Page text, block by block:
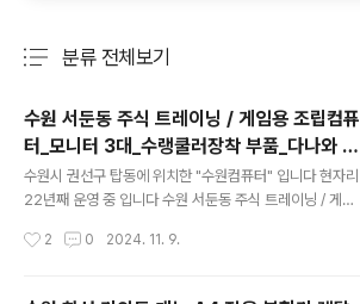
분류 전체보기
수원 서둔동 주식 트레이닝 / 게임용 조립컴퓨
터_모니터 3대_수랭쿨러장착 부품_다나와 견
적
수원시 권선구 탑동에 위치한 "수원컴퓨터" 입니다 현자리
22년째 운영 중 입니다 수원 서둔동 주식 트레이닝 / 게임
다 주식 장마감 이후에는 공부도 하고 게임도 한다고 합니
해 주셨습니다 모니터는 4K 3대 사용하고 계시는데 추후
2 0 2024. 11. 9.